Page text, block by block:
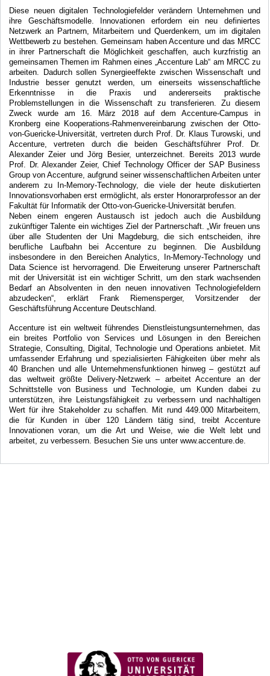
Diese neuen digitalen Technologiefelder verändern Unternehmen und
ihre Geschäftsmodelle. Innovationen erfordern ein neu definiertes
Netzwerk an Partnern, Mitarbeitern und Querdenkern, um im digitalen
Wettbewerb zu bestehen. Gemeinsam haben Accenture und das MRCC
in ihrer Partnerschaft die Möglichkeit geschaffen, auch kurzfristig an
gemeinsamen Themen im Rahmen eines „Accenture Lab“ am MRCC zu
arbeiten. Dadurch sollen Synergieeffekte zwischen Wissenschaft und
Industrie besser genutzt werden, um einerseits wissenschaftliche
Erkenntnisse in die Praxis und andererseits praktische
Problemstellungen in die Wissenschaft zu transferieren. Zu diesem
Zweck wurde am 16. März 2018 auf dem Accenture-Campus in
Kronberg eine Kooperations-Rahmenvereinbarung zwischen der Otto-
von-Guericke-Universität, vertreten durch Prof. Dr. Klaus Turowski, und
Accenture, vertreten durch die beiden Geschäftsführer Prof. Dr.
Alexander Zeier und Jörg Besier, unterzeichnet. Bereits 2013 wurde
Prof. Dr. Alexander Zeier, Chief Technology Officer der SAP Business
Group von Accenture, aufgrund seiner wissenschaftlichen Arbeiten unter
anderem zu In-Memory-Technology, die viele der heute diskutierten
Innovationsvorhaben erst ermöglicht, als erster Honorarprofessor an der
Fakultät für Informatik der Otto-von-Guericke-Universität berufen.
Neben einem engeren Austausch ist jedoch auch die Ausbildung
zukünftiger Talente ein wichtiges Ziel der Partnerschaft. „Wir freuen uns
über alle Studenten der Uni Magdeburg, die sich entscheiden, ihre
berufliche Laufbahn bei Accenture zu beginnen. Die Ausbildung
insbesondere in den Bereichen Analytics, In-Memory-Technology und
Data Science ist hervorragend. Die Erweiterung unserer Partnerschaft
mit der Universität ist ein wichtiger Schritt, um den stark wachsenden
Bedarf an Absolventen in den neuen innovativen Technologiefeldern
abzudecken“, erklärt Frank Riemensperger, Vorsitzender der
Geschäftsführung Accenture Deutschland.
Accenture ist ein weltweit führendes Dienstleistungsunternehmen, das
ein breites Portfolio von Services und Lösungen in den Bereichen
Strategie, Consulting, Digital, Technologie und Operations anbietet. Mit
umfassender Erfahrung und spezialisierten Fähigkeiten über mehr als
40 Branchen und alle Unternehmensfunktionen hinweg – gestützt auf
das weltweit größte Delivery-Netzwerk – arbeitet Accenture an der
Schnittstelle von Business und Technologie, um Kunden dabei zu
unterstützen, ihre Leistungsfähigkeit zu verbessern und nachhaltigen
Wert für ihre Stakeholder zu schaffen. Mit rund 449.000 Mitarbeitern,
die für Kunden in über 120 Ländern tätig sind, treibt Accenture
Innovationen voran, um die Art und Weise, wie die Welt lebt und
arbeitet, zu verbessern. Besuchen Sie uns unter www.accenture.de.